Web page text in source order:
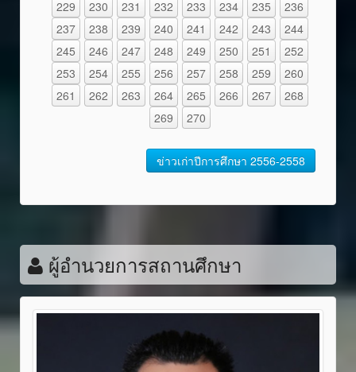
229
230 231 232 233 234 235
236
237
238 239 240 241 242 243
244
245
246 247 248 249 250 251
252
253
254 255 256 257 258 259
260
261
262 263 264 265 266 267
268
269
270
ข่าวเก่าปีการศึกษา 2556-2558
ผู้อำนวยการสถานศึกษา